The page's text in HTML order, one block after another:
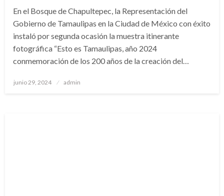
En el Bosque de Chapultepec, la Representación del
Gobierno de Tamaulipas en la Ciudad de México con éxito
instaló por segunda ocasión la muestra itinerante
fotográfica “Esto es Tamaulipas, año 2024
conmemoración de los 200 años de la creación del…
Publicado
junio 29, 2024 admin